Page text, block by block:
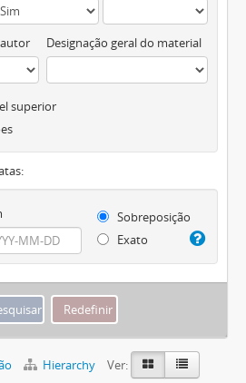
Designação geral do material
superior
Sobreposição
Exato
Hierarchy
Ver: